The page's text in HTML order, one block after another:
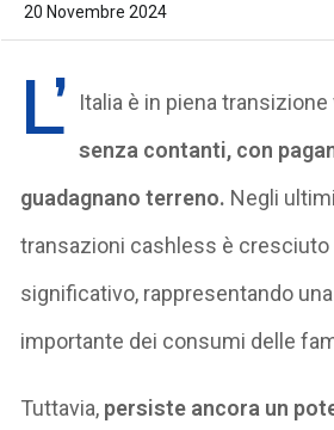
20 Novembre 2024
L’ Italia è in piena
senza contanti, con
guadagnano terreno. Negli
transazioni cashless è cresciuto
significativo, rappresentando
importante dei consumi delle
Tuttavia, persiste ancora un